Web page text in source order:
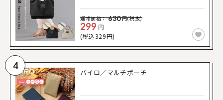
通常価格： 630円(税抜)
299 円
(税込329円)
4
バイロ／マルチポーチ